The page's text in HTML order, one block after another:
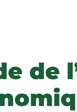
de